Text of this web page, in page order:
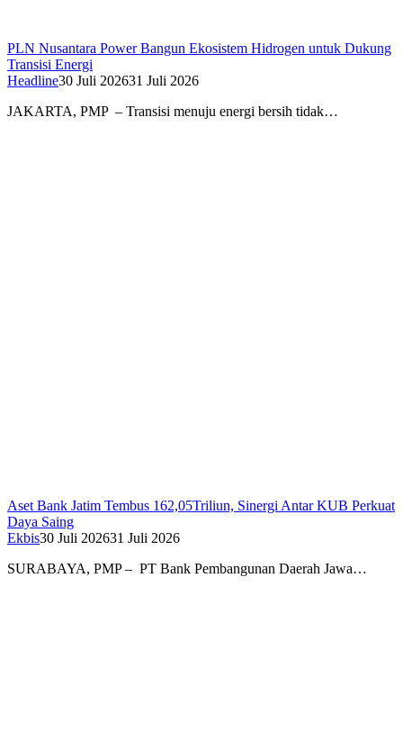
PLN Nusantara Power Bangun Ekosistem Hidrogen untuk Dukung
Transisi Energi
Headline30 Juli 202631 Juli 2026
JAKARTA, PMP – Transisi menuju energi bersih tidak…
Aset Bank Jatim Tembus 162,05Triliun, Sinergi Antar KUB Perkuat
Daya Saing
Ekbis30 Juli 202631 Juli 2026
SURABAYA, PMP – PT Bank Pembangunan Daerah Jawa…